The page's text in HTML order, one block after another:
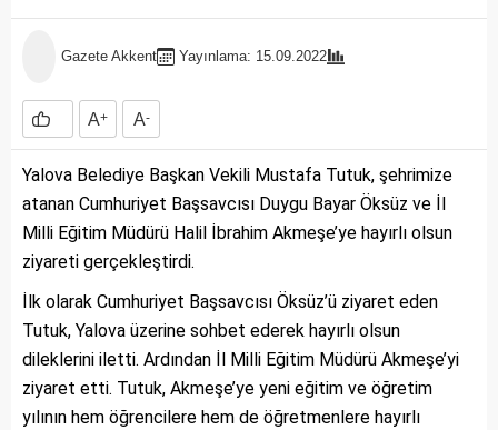
Gazete Akkent Yayınlama: 15.09.2022
A+ A-
Yalova Belediye Başkan Vekili Mustafa Tutuk, şehrimize
atanan Cumhuriyet Başsavcısı Duygu Bayar Öksüz ve İl
Milli Eğitim Müdürü Halil İbrahim Akmeşe’ye hayırlı olsun
ziyareti gerçekleştirdi.
İlk olarak Cumhuriyet Başsavcısı Öksüz’ü ziyaret eden
Tutuk, Yalova üzerine sohbet ederek hayırlı olsun
dileklerini iletti. Ardından İl Milli Eğitim Müdürü Akmeşe’yi
ziyaret etti. Tutuk, Akmeşe’ye yeni eğitim ve öğretim
yılının hem öğrencilere hem de öğretmenlere hayırlı